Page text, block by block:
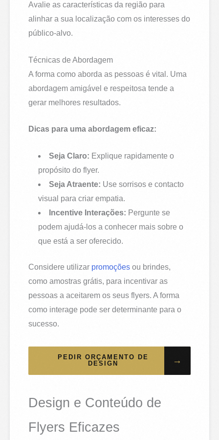
Avalie as características da região para
alinhar a sua localização com os interesses do
público-alvo.
Técnicas de Abordagem
A forma como aborda as pessoas é vital. Uma
abordagem amigável e respeitosa tende a
gerar melhores resultados.
Dicas para uma abordagem eficaz:
Seja Claro: Explique rapidamente o
propósito do flyer.
Seja Atraente: Use sorrisos e contacto
visual para criar empatia.
Incentive Interações: Pergunte se
podem ajudá-los a conhecer mais sobre o
que está a ser oferecido.
Considere utilizar promoções ou brindes,
como amostras grátis, para incentivar as
pessoas a aceitarem os seus flyers. A forma
como interage pode ser determinante para o
sucesso.
PEDIR ORÇAMENTO DE
DESIGN
→
Design e Conteúdo de
Flyers Eficazes